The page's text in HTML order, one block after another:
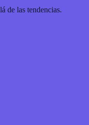
de las tendencias.